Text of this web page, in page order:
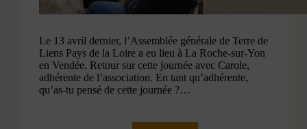
Le 13 avril dernier, l’Assemblée générale de Terre de
Liens Pays de la Loire a eu lieu à La Roche-sur-Yon
en Vendée. Retour sur cette journée avec Carole,
adhérente de l’association. En tant qu’adhérente,
qu’as-tu pensé de cette journée ?…